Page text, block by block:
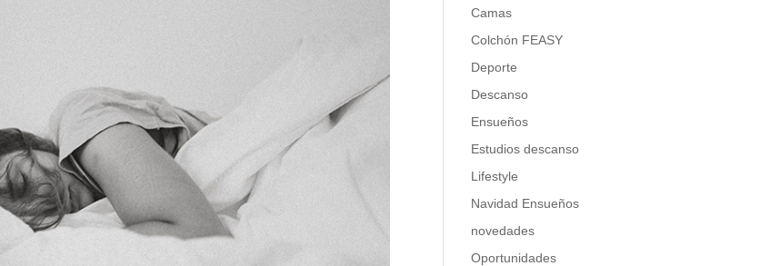
Camas
Colchón FEASY
Deporte
Descanso
Ensueños
Estudios descanso
Lifestyle
Navidad Ensueños
novedades
Oportunidades